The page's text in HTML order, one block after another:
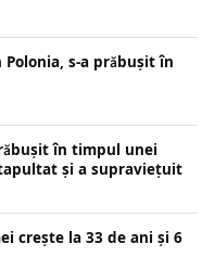
s-a prăbușit în
în timpul unei
și a supraviețuit
crește la 33 de ani și 6